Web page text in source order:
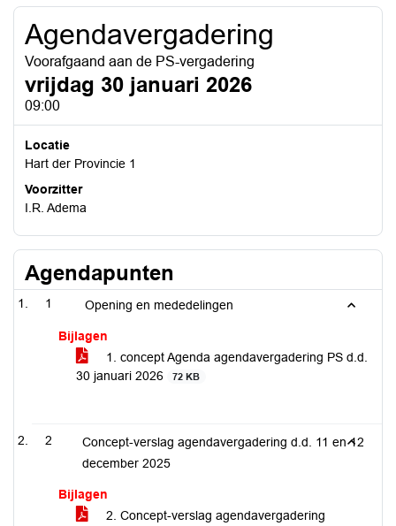
Agendavergadering
Voorafgaand aan de PS-vergadering
vrijdag 30 januari 2026
09:00
Locatie
Hart der Provincie 1
Voorzitter
I.R. Adema
Agendapunten
1 Opening en mededelingen
Bijlagen
1. concept Agenda agendavergadering PS d.d.
30 januari 2026
72 KB
2
Concept-verslag agendavergadering d.d. 11 en 12
december 2025
Bijlagen
2. Concept-verslag agendavergadering